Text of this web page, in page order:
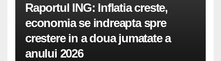
Raportul ING: Inflatia creste,
economia se indreapta spre
crestere in a doua jumatate a
anului 2026